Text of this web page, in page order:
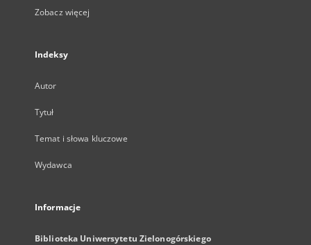
Zobacz więcej
Indeksy
Autor
Tytuł
Temat i słowa kluczowe
Wydawca
Informacje
Biblioteka Uniwersytetu Zielonogórskiego